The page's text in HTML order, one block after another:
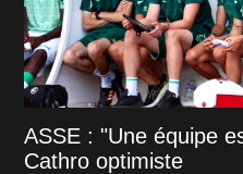
ASSE : "Une équipe
Cathro optimiste